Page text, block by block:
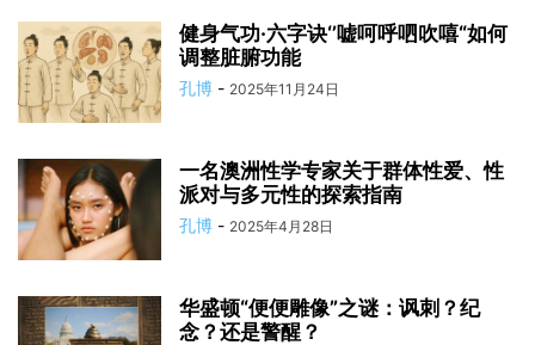
健身气功·六字诀‘’嘘呵呼呬吹嘻“如何
调整脏腑功能
孔博 - 2025年11月24日
一名澳洲性学专家关于群体性爱、性
派对与多元性的探索指南
孔博 - 2025年4月28日
华盛顿“便便雕像”之谜：讽刺？纪
念？还是警醒？